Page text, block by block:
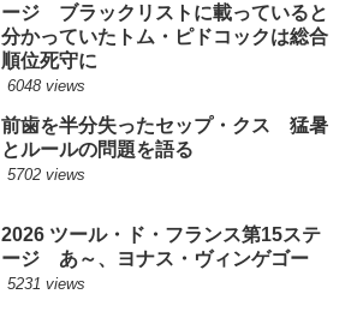
ージ ブラックリストに載っていると
分かっていたトム・ピドコックは総合
順位死守に
6048 views
前歯を半分失ったセップ・クス 猛暑
とルールの問題を語る
5702 views
2026 ツール・ド・フランス第15ステ
ージ あ～、ヨナス・ヴィンゲゴー
5231 views